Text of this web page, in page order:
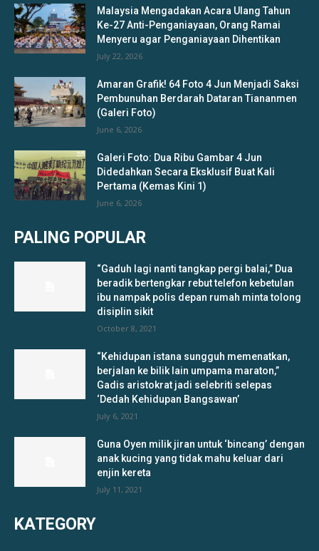
Malaysia Mengadakan Acara Ulang Tahun
Ke-27 Anti-Penganiayaan, Orang Ramai
Menyeru agar Penganiayaan Dihentikan
July 22, 2026
Amaran Grafik! 64 Foto 4 Jun Menjadi Saksi
Pembunuhan Berdarah Dataran Tiananmen
(Galeri Foto)
June 6, 2026
Galeri Foto: Dua Ribu Gambar 4 Jun
Didedahkan Secara Eksklusif Buat Kali
Pertama (Kemas Kini 1)
June 6, 2026
PALING POPULAR
“Gaduh lagi nanti tangkap pergi balai,” Dua
beradik bertengkar rebut telefon kebetulan
ibu nampak polis depan rumah minta tolong
disiplin sikit
October 8, 2021
“Kehidupan istana sungguh memenatkan,
berjalan ke bilik lain umpama maraton,”
Gadis aristokrat jadi selebriti selepas
‘Dedah Kehidupan Bangsawan’
July 6, 2021
Guna Oyen milik jiran untuk ‘bincang’ dengan
anak kucing yang tidak mahu keluar dari
enjin kereta
July 11, 2021
KATEGORY